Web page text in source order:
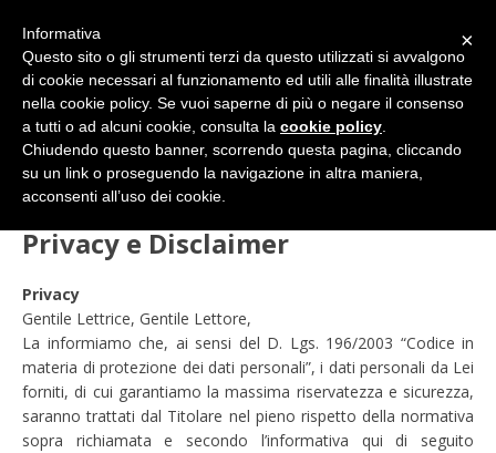
Privacy e Disclaimer
Privacy e Disclaimer
Privacy
Gentile Lettrice, Gentile Lettore,
La informiamo che, ai sensi del D. Lgs. 196/2003 “Codice in
materia di protezione dei dati personali”, i dati personali da Lei
forniti, di cui garantiamo la massima riservatezza e sicurezza,
saranno trattati dal Titolare nel pieno rispetto della normativa
sopra richiamata e secondo l’informativa qui di seguito
×
Informativa
Questo sito o gli strumenti terzi da questo utilizzati si avvalgono
di cookie necessari al funzionamento ed utili alle finalità illustrate
nella cookie policy. Se vuoi saperne di più o negare il consenso
a tutti o ad alcuni cookie, consulta la cookie policy
Chiudendo questo banner, scorrendo questa pagina, cliccando
su un link o proseguendo la navigazione in altra maniera,
acconsenti all’uso dei cookie.